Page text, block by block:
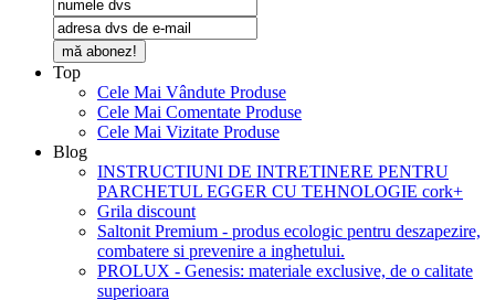
mă abonez!
Top
Cele Mai Vândute Produse
Cele Mai Comentate Produse
Cele Mai Vizitate Produse
Blog
INSTRUCTIUNI DE INTRETINERE PENTRU
PARCHETUL EGGER CU TEHNOLOGIE cork+
Grila discount
Saltonit Premium - produs ecologic pentru deszapezire,
combatere si prevenire a inghetului.
PROLUX - Genesis: materiale exclusive, de o calitate
superioara